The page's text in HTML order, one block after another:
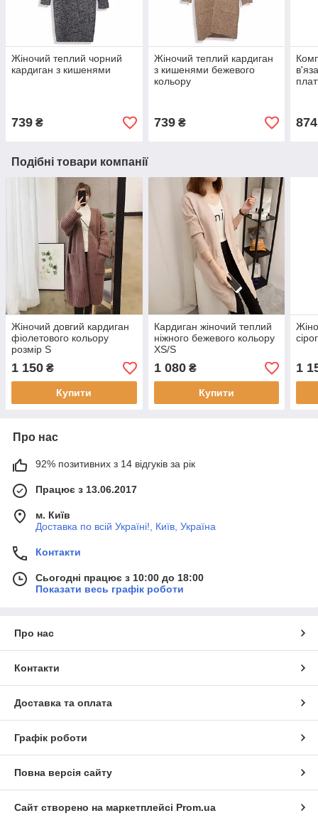
Жіночий теплий чорний
кардиган з кишенями
739 ₴
Жіночий теплий кардиган
з кишенями бежевого
кольору
739₴ 874
Подібні товари компанії
Жіночий довгий кардиган
фіолетового кольору
розмір S
1 150 ₴
Купити
Кардиган жіночий теплий
ніжного бежевого кольору
XS/S
1 080₴
Купити
1
Про нас
92% позитивних з 14 відгуків за рік
Працює з 13.06.2017
м. Київ
Доставка по всій Україні!, Київ, Україна
Контакти
Сьогодні працює з 10:00 до 18:00
Показати весь графік роботи
Про нас
Контакти
Доставка та оплата
Графік роботи
Повна версія сайту
Сайт створено на маркетплейсі Prom.ua